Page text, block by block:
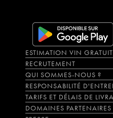
ESTIMATION VIN
RECRUTEMENT
QUI SOMMES-NOUS ?
RESPONSABILITÉ
TARIFS ET DÉLAIS DE
DOMAINES PARTENAIRES